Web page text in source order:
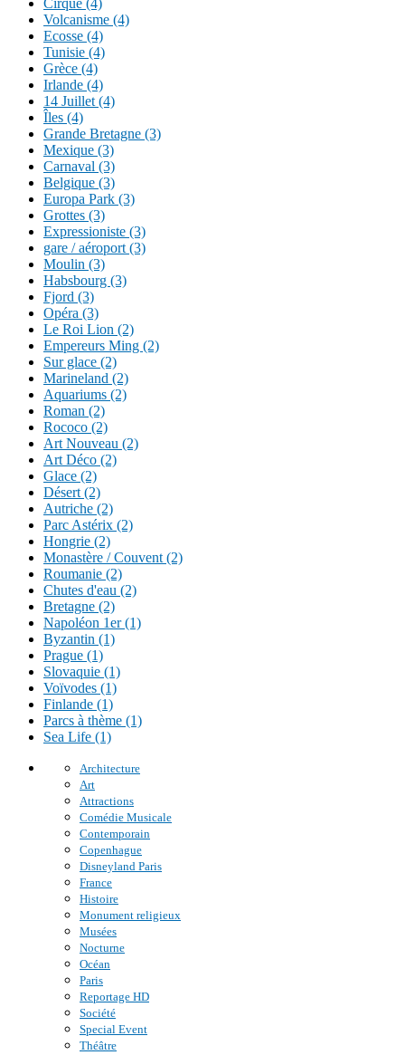
Cirque (4)
Volcanisme (4)
Ecosse (4)
Tunisie (4)
Grèce (4)
Irlande (4)
14 Juillet (4)
Îles (4)
Grande Bretagne (3)
Mexique (3)
Carnaval (3)
Belgique (3)
Europa Park (3)
Grottes (3)
Expressioniste (3)
gare / aéroport (3)
Moulin (3)
Habsbourg (3)
Fjord (3)
Opéra (3)
Le Roi Lion (2)
Empereurs Ming (2)
Sur glace (2)
Marineland (2)
Aquariums (2)
Roman (2)
Rococo (2)
Art Nouveau (2)
Art Déco (2)
Glace (2)
Désert (2)
Autriche (2)
Parc Astérix (2)
Hongrie (2)
Monastère / Couvent (2)
Roumanie (2)
Chutes d'eau (2)
Bretagne (2)
Napoléon 1er (1)
Byzantin (1)
Prague (1)
Slovaquie (1)
Voïvodes (1)
Finlande (1)
Parcs à thème (1)
Sea Life (1)
Architecture
Art
Attractions
Comédie Musicale
Contemporain
Copenhague
Disneyland Paris
France
Histoire
Monument religieux
Musées
Nocturne
Océan
Paris
Reportage HD
Société
Special Event
Théâtre